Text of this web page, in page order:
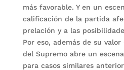
más favorable. Y en un
calificación de la partida
prelación y a las
Por eso, además de su
del Supremo abre un
para casos similares